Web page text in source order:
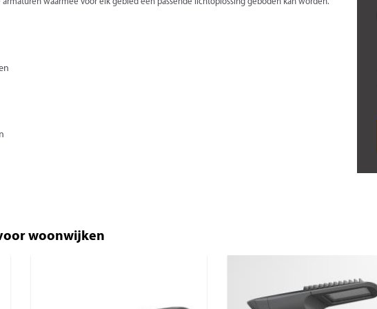
waarmee voor elk gebied een passende lichtoplossing geboden kan worden.
woonwijken